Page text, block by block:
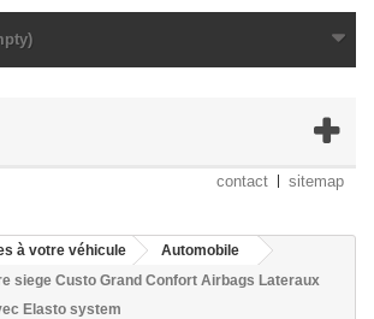
contact sitemap
à votre véhicule
Automobile
siege Custo Grand Confort Airbags Lateraux
Elasto system